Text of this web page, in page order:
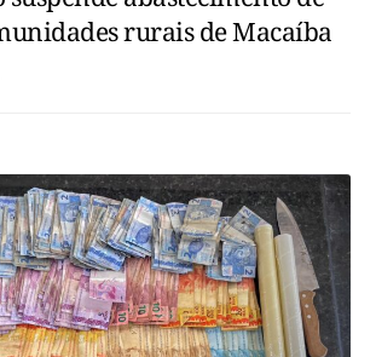
rurais de Macaíba